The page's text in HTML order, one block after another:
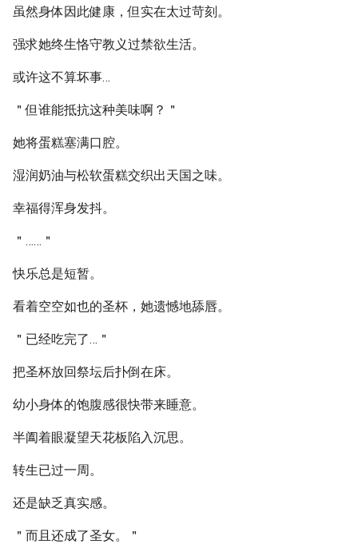
虽然身体因此健康，但实在太过苛刻。
强求她终生恪守教义过禁欲生活。
或许这不算坏事…
＂但谁能抵抗这种美味啊？＂
她将蛋糕塞满口腔。
湿润奶油与松软蛋糕交织出天国之味。
幸福得浑身发抖。
＂……＂
快乐总是短暂。
看着空空如也的圣杯，她遗憾地舔唇。
＂已经吃完了…＂
把圣杯放回祭坛后扑倒在床。
幼小身体的饱腹感很快带来睡意。
半阖着眼凝望天花板陷入沉思。
转生已过一周。
还是缺乏真实感。
＂而且还成了圣女。＂